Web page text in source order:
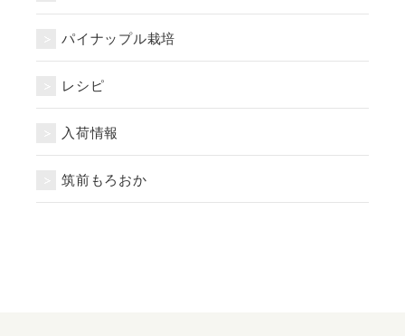
パイナップル栽培
レシピ
入荷情報
筑前もろおか